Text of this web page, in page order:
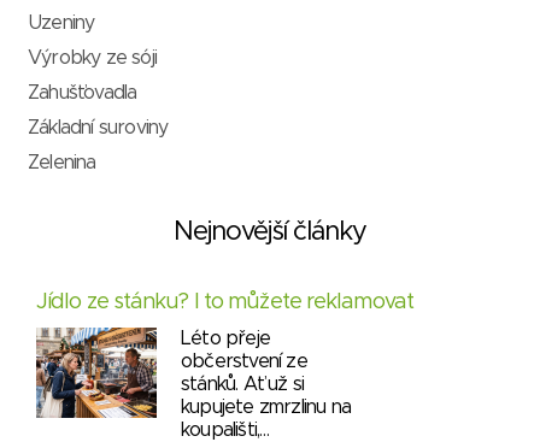
Uzeniny
Výrobky ze sóji
Zahušťovadla
Základní suroviny
Zelenina
Nejnovější články
Jídlo ze stánku? I to můžete reklamovat
Léto přeje
občerstvení ze
stánků. Ať už si
kupujete zmrzlinu na
koupališti,…